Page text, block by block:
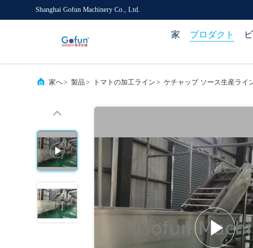
Shanghai Gofun Machinery Co., Ltd.
家 プロダクト
家へ> 製品 > トマトの加工ライン > ケチャップ ソース生産ライ